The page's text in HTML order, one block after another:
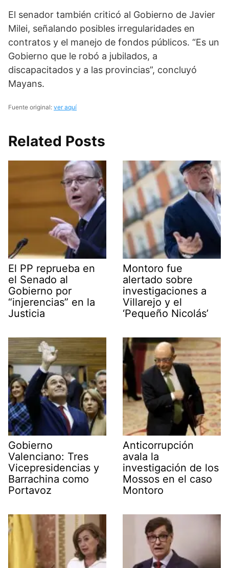
El senador también criticó al Gobierno de Javier
Milei, señalando posibles irregularidades en
contratos y el manejo de fondos públicos. “Es un
Gobierno que le robó a jubilados, a
discapacitados y a las provincias”, concluyó
Mayans.
Fuente original: ver aquí
Related Posts
El PP reprueba en
el Senado al
Gobierno por
“injerencias” en la
Justicia
Montoro fue
alertado sobre
investigaciones a
Villarejo y el
‘Pequeño Nicolás’
Gobierno
Valenciano: Tres
Vicepresidencias y
Barrachina como
Portavoz
Anticorrupción
avala la
investigación de los
Mossos en el caso
Montoro